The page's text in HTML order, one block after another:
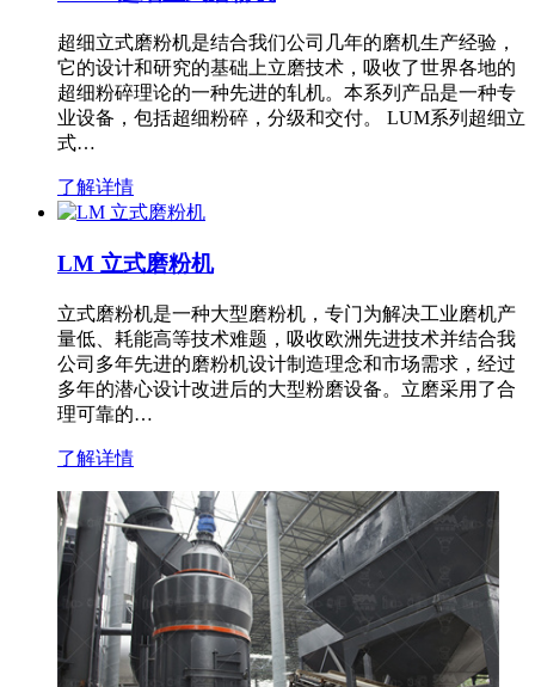
超细立式磨粉机是结合我们公司几年的磨机生产经验，
它的设计和研究的基础上立磨技术，吸收了世界各地的
超细粉碎理论的一种先进的轧机。本系列产品是一种专
业设备，包括超细粉碎，分级和交付。 LUM系列超细立
式…
了解详情
LM 立式磨粉机
立式磨粉机是一种大型磨粉机，专门为解决工业磨机产
量低、耗能高等技术难题，吸收欧洲先进技术并结合我
公司多年先进的磨粉机设计制造理念和市场需求，经过
多年的潜心设计改进后的大型粉磨设备。立磨采用了合
理可靠的…
了解详情